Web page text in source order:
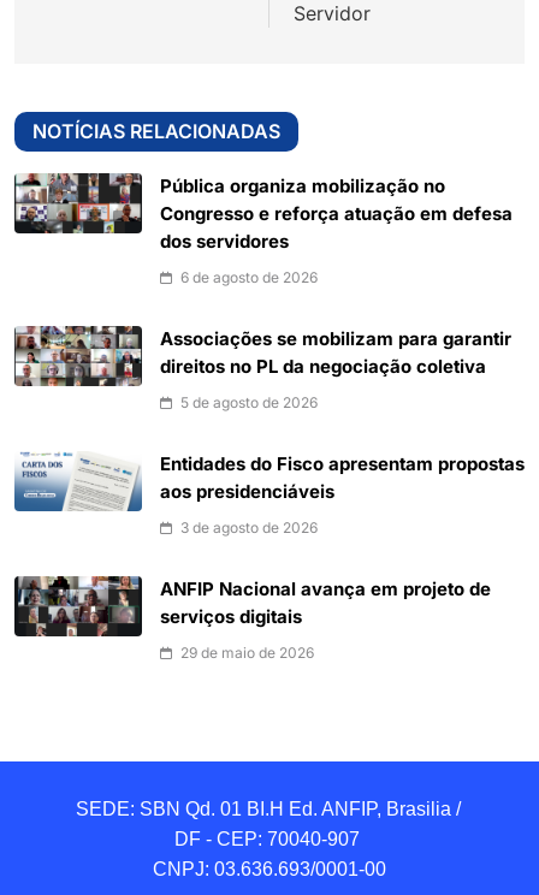
Servidor
NOTÍCIAS RELACIONADAS
Pública organiza mobilização no
Congresso e reforça atuação em defesa
dos servidores
6 de agosto de 2026
Associações se mobilizam para garantir
direitos no PL da negociação coletiva
5 de agosto de 2026
Entidades do Fisco apresentam propostas
aos presidenciáveis
3 de agosto de 2026
ANFIP Nacional avança em projeto de
serviços digitais
29 de maio de 2026
SEDE: SBN Qd. 01 BI.H Ed. ANFIP, Brasilia /
DF - CEP: 70040-907
CNPJ: 03.636.693/0001-00